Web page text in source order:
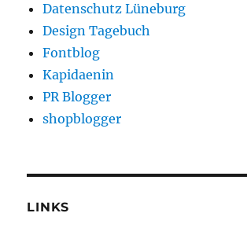
Datenschutz Lüneburg
Design Tagebuch
Fontblog
Kapidaenin
PR Blogger
shopblogger
LINKS